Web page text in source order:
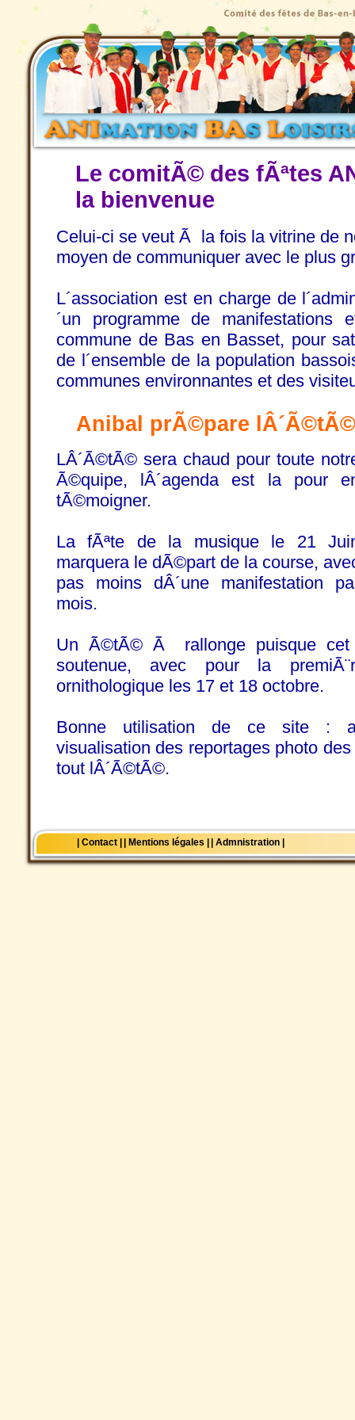
Le comitÃ© des fÃªtes
la bienvenue
Celui-ci se veut Ã la fois la vitrine de
moyen de communiquer avec le plus
L´association est en charge de
´un programme de
commune de Bas en Basset, pour
de l´ensemble de la population
communes environnantes et des
Anibal prÃ©pare
LÂ´Ã©tÃ© sera chaud pour toute
Ã©quipe, lÂ´agenda est la pour
tÃ©moigner.
La fÃªte de la musique le 21
marquera le dÃ©part de la course,
pas moins dÂ´une manifestation
mois.
Un Ã©tÃ© Ã rallonge puisque cet
soutenue, avec pour la
ornithologique les 17 et 18 octobre.
Bonne utilisation de ce site :
visualisation des reportages photo
tout lÂ´Ã©tÃ©.
| Contact | | Mentions légales | | Admnistration |